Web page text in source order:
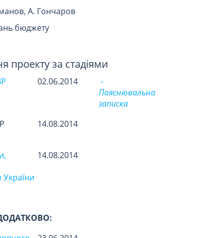
А. Гончаров
бюджету
проекту за стадіями
02.06.2014
-
Пояснювальна
записка
14.08.2014
14.08.2014